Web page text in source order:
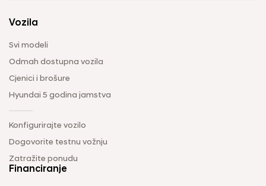
Vozila
Svi modeli
Odmah dostupna vozila
Cjenici i brošure
Hyundai 5 godina jamstva
Konfigurirajte vozilo
Dogovorite testnu vožnju
Zatražite ponudu
Financiranje